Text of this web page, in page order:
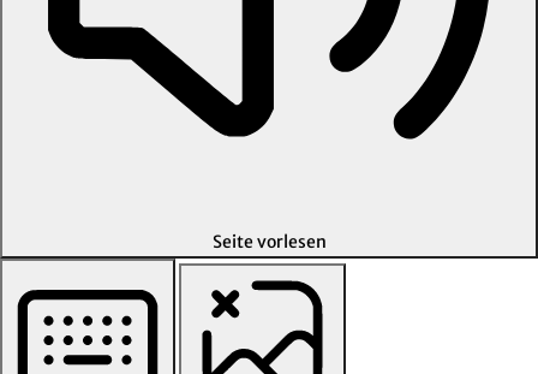
Seite vorlesen